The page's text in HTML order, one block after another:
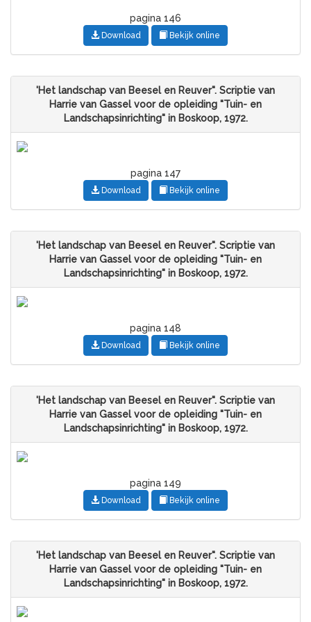
pagina 146
Download Bekijk online
'Het landschap van Beesel en Reuver". Scriptie van
Harrie van Gassel voor de opleiding "Tuin- en
Landschapsinrichting" in Boskoop, 1972.
pagina 147
Download Bekijk online
'Het landschap van Beesel en Reuver". Scriptie van
Harrie van Gassel voor de opleiding "Tuin- en
Landschapsinrichting" in Boskoop, 1972.
pagina 148
Download Bekijk online
'Het landschap van Beesel en Reuver". Scriptie van
Harrie van Gassel voor de opleiding "Tuin- en
Landschapsinrichting" in Boskoop, 1972.
pagina 149
Download Bekijk online
'Het landschap van Beesel en Reuver". Scriptie van
Harrie van Gassel voor de opleiding "Tuin- en
Landschapsinrichting" in Boskoop, 1972.